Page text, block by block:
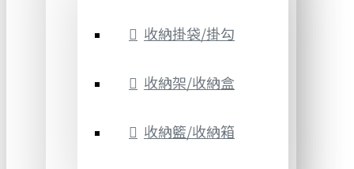
收納掛袋/掛勾
收納架/收納盒
收納籃/收納箱